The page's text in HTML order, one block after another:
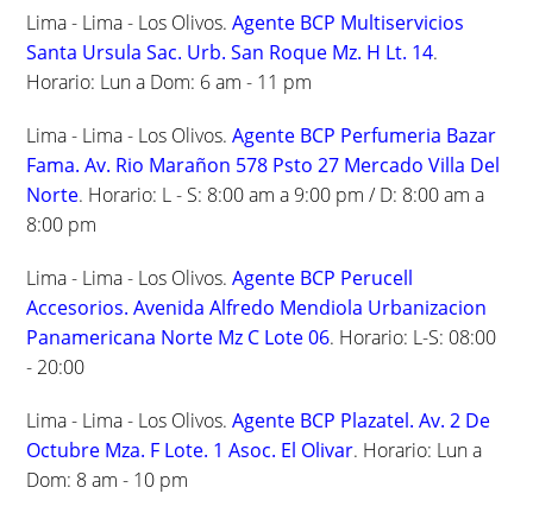
Lima - Lima - Los Olivos.Agente BCP Multiservicios
Santa Ursula Sac. Urb. San Roque Mz. H Lt. 14.
Horario: Lun a Dom: 6 am - 11 pm
Lima - Lima - Los Olivos.Agente BCP Perfumeria Bazar
Fama. Av. Rio Marañon 578 Psto 27 Mercado Villa Del
Norte. Horario: L - S: 8:00 am a 9:00 pm / D: 8:00 am a
8:00 pm
Lima - Lima - Los Olivos.Agente BCP Perucell
Accesorios. Avenida Alfredo Mendiola Urbanizacion
Panamericana Norte Mz C Lote 06. Horario: L-S: 08:00
- 20:00
Lima - Lima - Los Olivos.Agente BCP Plazatel. Av. 2 De
Octubre Mza. F Lote. 1 Asoc. El Olivar. Horario: Lun a
Dom: 8 am - 10 pm